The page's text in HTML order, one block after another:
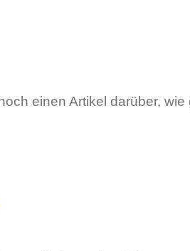
einen Artikel darüber, wie